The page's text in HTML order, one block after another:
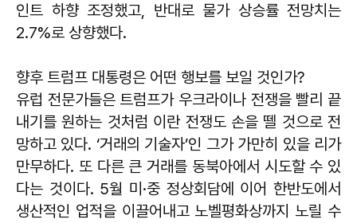
인트 하향 조정했고, 반대로 물가 상승률 전망치는
2.7%로 상향했다.
향후 트럼프 대통령은 어떤 행보를 보일 것인가?
유럽 전문가들은 트럼프가 우크라이나 전쟁을 빨리 끝
내기를 원하는 것처럼 이란 전쟁도 손을 뗄 것으로 전
망하고 있다. ‘거래의 기술자’인 그가 가만히 있을 리가
만무하다. 또 다른 큰 거래를 동북아에서 시도할 수 있
다는 것이다. 5월 미·중 정상회담에 이어 한반도에서
생산적인 업적을 이끌어내고 노벨평화상까지 노릴 수